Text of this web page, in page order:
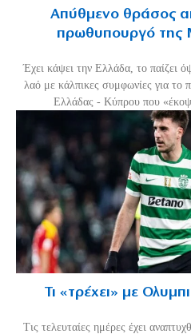
Απύθμενο θράσος
πρωθυπουργό της
Έχει κάψει την Ελλάδα, το παίζει
λαό με κάλπικες συμφωνίες για το
Ελλάδας - Κύπρου που
Τι «τρέχει» με
Τις τελευταίες ημέρες έχει